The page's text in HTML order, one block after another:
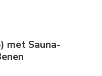
met Sauna-